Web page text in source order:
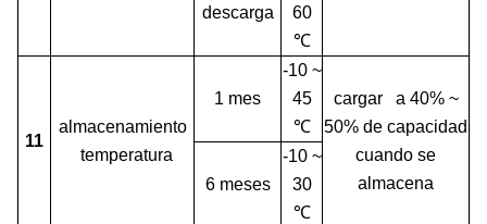
descarga
60
℃
11
almacenamiento
temperatura
1 mes
-10 ~
45
℃
cargar a 40% ~
50% de capacidad
cuando se
almacena
6 meses
-10 ~
30
℃